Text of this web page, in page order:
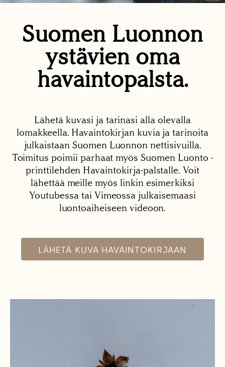
Suomen Luonnon
ystävien oma
havaintopalsta.
Lähetä kuvasi ja tarinasi alla olevalla
lomakkeella. Havaintokirjan kuvia ja tarinoita
julkaistaan Suomen Luonnon nettisivuilla.
Toimitus poimii parhaat myös Suomen Luonto -
printtilehden Havaintokirja-palstalle. Voit
lähettää meille myös linkin esimerkiksi
Youtubessa tai Vimeossa julkaisemaasi
luontoaiheiseen videoon.
LÄHETÄ KUVA HAVAINTOKIRJAAN